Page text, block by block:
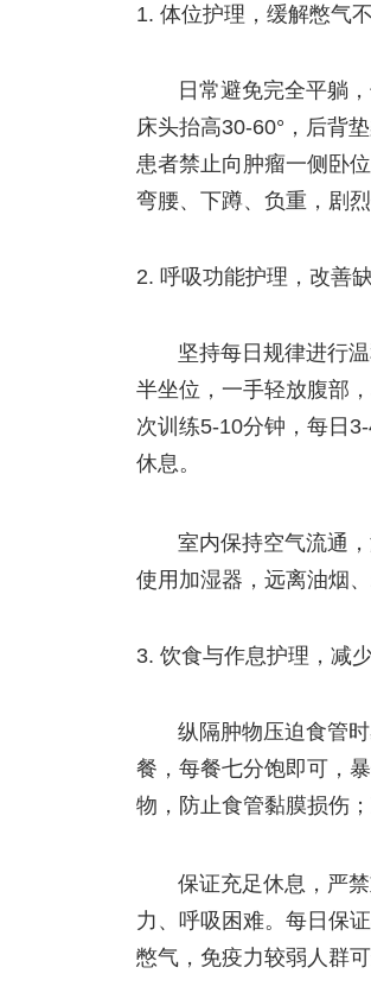
体位护理，缓解憋气
日常避免完全平躺
床头抬高30-60°，后背
患者禁止向肿瘤一侧卧
弯腰、下蹲、负重，剧
呼吸功能护理，改善
坚持每日规律进行
半坐位，一手轻放腹部
次训练5-10分钟，每日
休息。
室内保持空气流通
使用加湿器，远离油烟
饮食与作息护理，减
纵隔肿物压迫食管
餐，每餐七分饱即可，
物，防止食管黏膜损伤
保证充足休息，严
力、呼吸困难。每日保
憋气，免疫力较弱人群